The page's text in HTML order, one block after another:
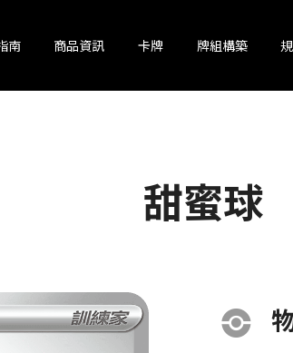
南 商品資訊 卡牌 牌組構築
甜蜜球